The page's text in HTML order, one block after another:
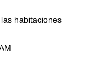
habitaciones